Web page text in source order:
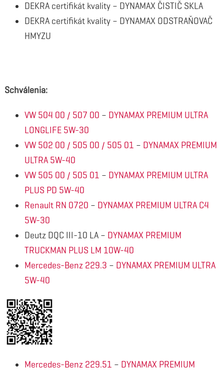
DEKRA certifikát kvality – DYNAMAX ČISTIČ SKLA
DEKRA certifikát kvality – DYNAMAX ODSTRAŇOVAČ
HMYZU
Schválenia:
VW 504 00 / 507 00 – DYNAMAX PREMIUM ULTRA
LONGLIFE 5W-30
VW 502 00 / 505 00 / 505 01 – DYNAMAX PREMIUM
ULTRA 5W-40
VW 505 00 / 505 01 – DYNAMAX PREMIUM ULTRA
PLUS PD 5W-40
Renault RN 0720 – DYNAMAX PREMIUM ULTRA C4
5W-30
Deutz DQC III-10 LA – DYNAMAX PREMIUM
TRUCKMAN PLUS LM 10W-40
Mercedes-Benz 229.3 – DYNAMAX PREMIUM ULTRA
5W-40
Mercedes-Benz 229.51 – DYNAMAX PREMIUM